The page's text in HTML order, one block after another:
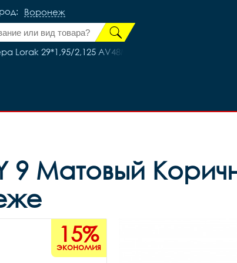
Воронеж
Lorak 29*1,95/2,125 AV48MM, камера 29501
9 Матовый
15%
экономия